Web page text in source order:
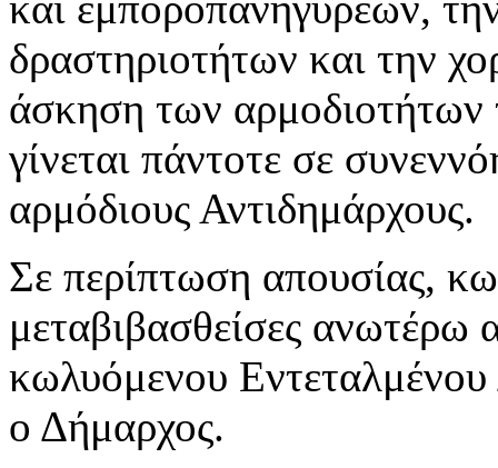
δραστηριοτήτων και την
άσκηση των
γίνεται πάντοτε σε
αρμόδιους Αντιδημάρχους.
Σε περίπτωση απουσίας,
μεταβιβασθείσες ανωτέρω
κωλυόμενου
ο Δήμαρχος.